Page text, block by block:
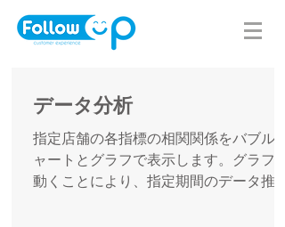
データ分析
指定店舗の各指標の相関関係をバブルチ
ャートとグラフで表示します。グラフが
動くことにより、指定期間のデータ推移